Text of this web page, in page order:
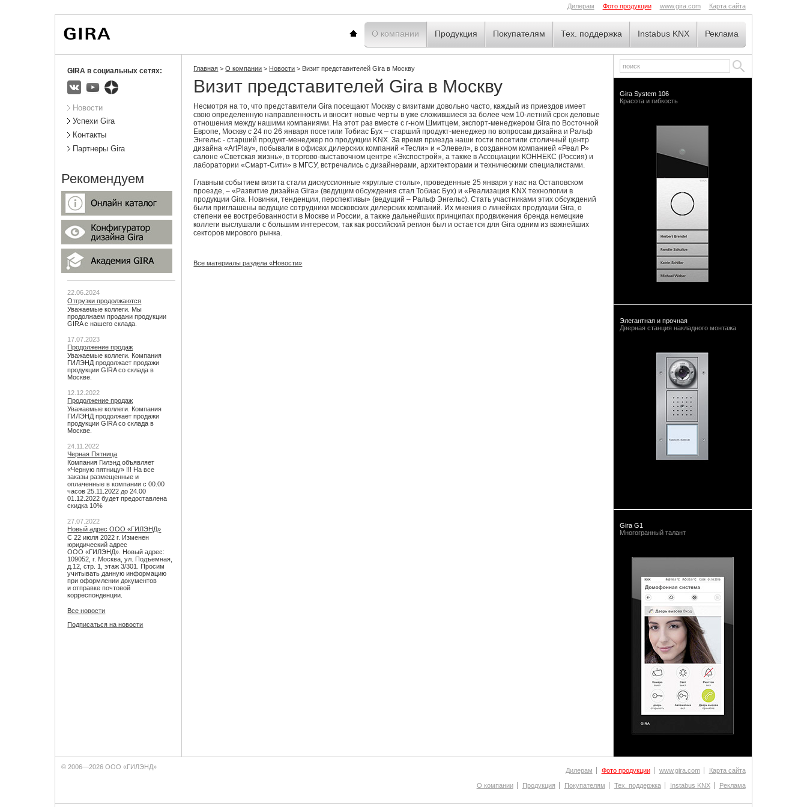
Главная
О компании Продукция Покупателям Тех. поддержка Instabus KNX Реклама
Главная > О компании > Новости > Визит представителей Gira в Москву
Визит представителей Gira в Москву
Несмотря на то, что представители Gira посещают Москву с визитами довольно часто, каждый из приездов имеет
свою определенную направленность и вносит новые черты в уже сложившиеся за более чем 10-летний срок деловые
отношения между нашими компаниями. На этот раз вместе с г-ном Шмитцем, экспорт-менеджером Gira по Восточной
Европе, Москву с 24 по 26 января посетили Тобиас Бух – старший продукт-менеджер по вопросам дизайна и Ральф
Энгельс - старший продукт-менеджер по продукции KNX. За время приезда наши гости посетили столичный центр
дизайна «ArtPlay», побывали в офисах дилерских компаний «Тесли» и «Элевел», в созданном компанией «Реал Р»
салоне «Светская жизнь», в торгово-выставочном центре «Экспострой», а также в Ассоциации КОННЕКС (Россия) и
лаборатории «Смарт-Сити» в МГСУ, встречались с дизайнерами, архитекторами и техническими специалистами.
Главным событием визита стали дискуссионные «круглые столы», проведенные 25 января у нас на Остаповском
проезде, – «Развитие дизайна Gira» (ведущим обсуждения стал Тобиас Бух) и «Реализация KNX технологии в
продукции Gira. Новинки, тенденции, перспективы» (ведущий – Ральф Энгельс). Стать участниками этих обсуждений
были приглашены ведущие сотрудники московских дилерских компаний. Их мнения о линейках продукции Gira, о
степени ее востребованности в Москве и России, а также дальнейших принципах продвижения бренда немецкие
коллеги выслушали с большим интересом, так как российский регион был и остается для Gira одним из важнейших
секторов мирового рынка.
Все материалы раздела «Новости»
GIRA в социальных сетях:
Подразделы
Новости
Успехи Gira
Контакты
Партнеры Gira
Рекомендуем
22.06.2024
Отгрузки продолжаются
Уважаемые коллеги. Мы
продолжаем продажи продукции
GIRA с нашего склада.
17.07.2023
Продолжение продаж
Уважаемые коллеги. Компания
ГИЛЭНД продолжает продажи
продукции GIRA со склада в
Москве.
12.12.2022
Продолжение продаж
Уважаемые коллеги. Компания
ГИЛЭНД продолжает продажи
продукции GIRA со склада в
Москве.
24.11.2022
Черная Пятница
Компания Гилэнд объявляет
«Черную пятницу» !!! На все
заказы размещенные и
оплаченные в компании с 00.00
часов 25.11.2022 до 24.00
01.12.2022 будет предоставлена
скидка 10%
27.07.2022
Новый адрес ООО «ГИЛЭНД»
С 22 июля 2022 г. Изменен
юридический адрес
ООО «ГИЛЭНД». Новый адрес:
109052, г. Москва, ул. Подъемная,
д.12, стр. 1, этаж 3/301. Просим
учитывать данную информацию
при оформлении документов
и отправке почтовой
корреспонденции.
Все новости
Подписаться на новости
Gira System 106
Красота и гибкость
Элегантная и прочная
Дверная станция накладного монтажа
Gira G1
Многогранный талант
Дилерам Фото продукции www.gira.com Карта сайта
Дилерам Фото продукции www.gira.com Карта сайта
О компании Продукция Покупателям Тех. поддержка Instabus KNX Реклама
© 2006—2026 ООО «ГИЛЭНД»